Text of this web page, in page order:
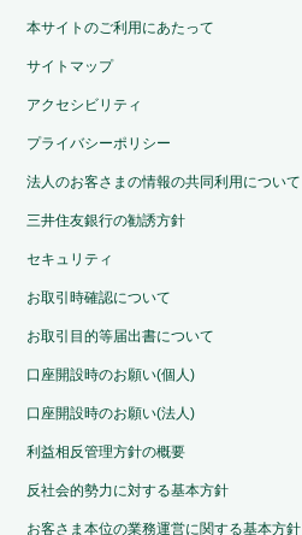
本サイトのご利用にあたって
サイトマップ
アクセシビリティ
プライバシーポリシー
法人のお客さまの情報の共同利用について
三井住友銀行の勧誘方針
セキュリティ
お取引時確認について
お取引目的等届出書について
口座開設時のお願い(個人)
口座開設時のお願い(法人)
利益相反管理方針の概要
反社会的勢力に対する基本方針
お客さま本位の業務運営に関する基本方針